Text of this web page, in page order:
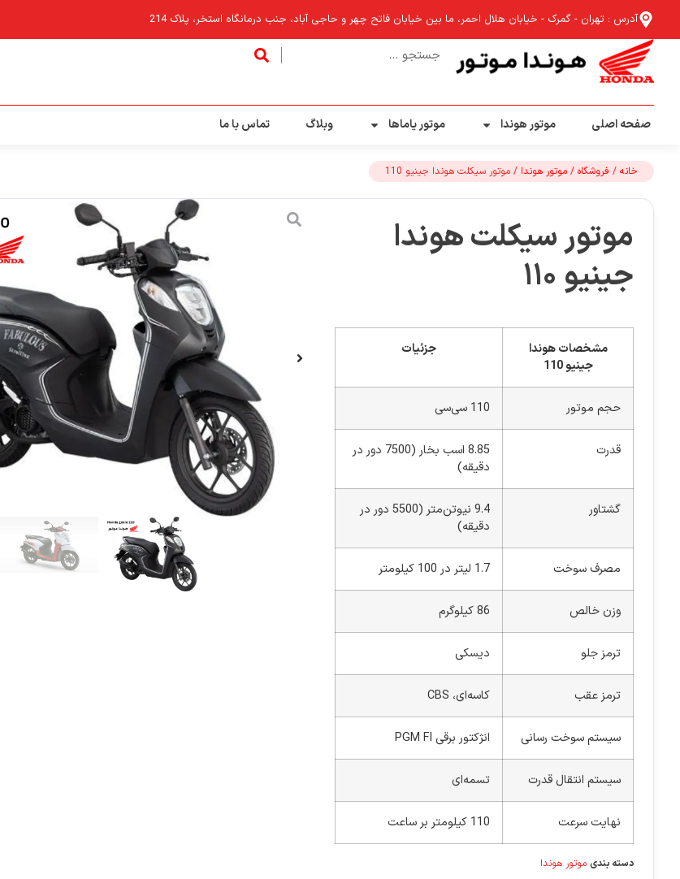
آدرس : تهران - گمرک - خیابان هلال احمر، ما بین خیابان فاتح چهر و حاجی آباد، جنب درمانگاه استخر، پلاک 214
صفحه اصلی موتور هوندا موتور یاماها وبلاگ تماس با ما
خانه / فروشگاه / موتور هوندا / موتور سیکلت هوندا جینیو 110
موتور سیکلت هوندا
جینیو 110
مشخصات هوندا
جینیو 110
جزئیات
حجم موتور 110 سی‌سی
قدرت
8.85 اسب بخار (7500 دور در
دقیقه)
گشتاور
9.4 نیوتن‌متر (5500 دور در
دقیقه)
مصرف سوخت 1.7 لیتر در 100 کیلومتر
وزن خالص 86 کیلوگرم
ترمز جلو دیسکی
ترمز عقب کاسه‌ای، CBS
سیستم سوخت رسانی انژکتور برقی PGM FI
سیستم انتقال قدرت تسمه‌ای
نهایت سرعت 110 کیلومتر بر ساعت
دسته بندی موتور هوندا